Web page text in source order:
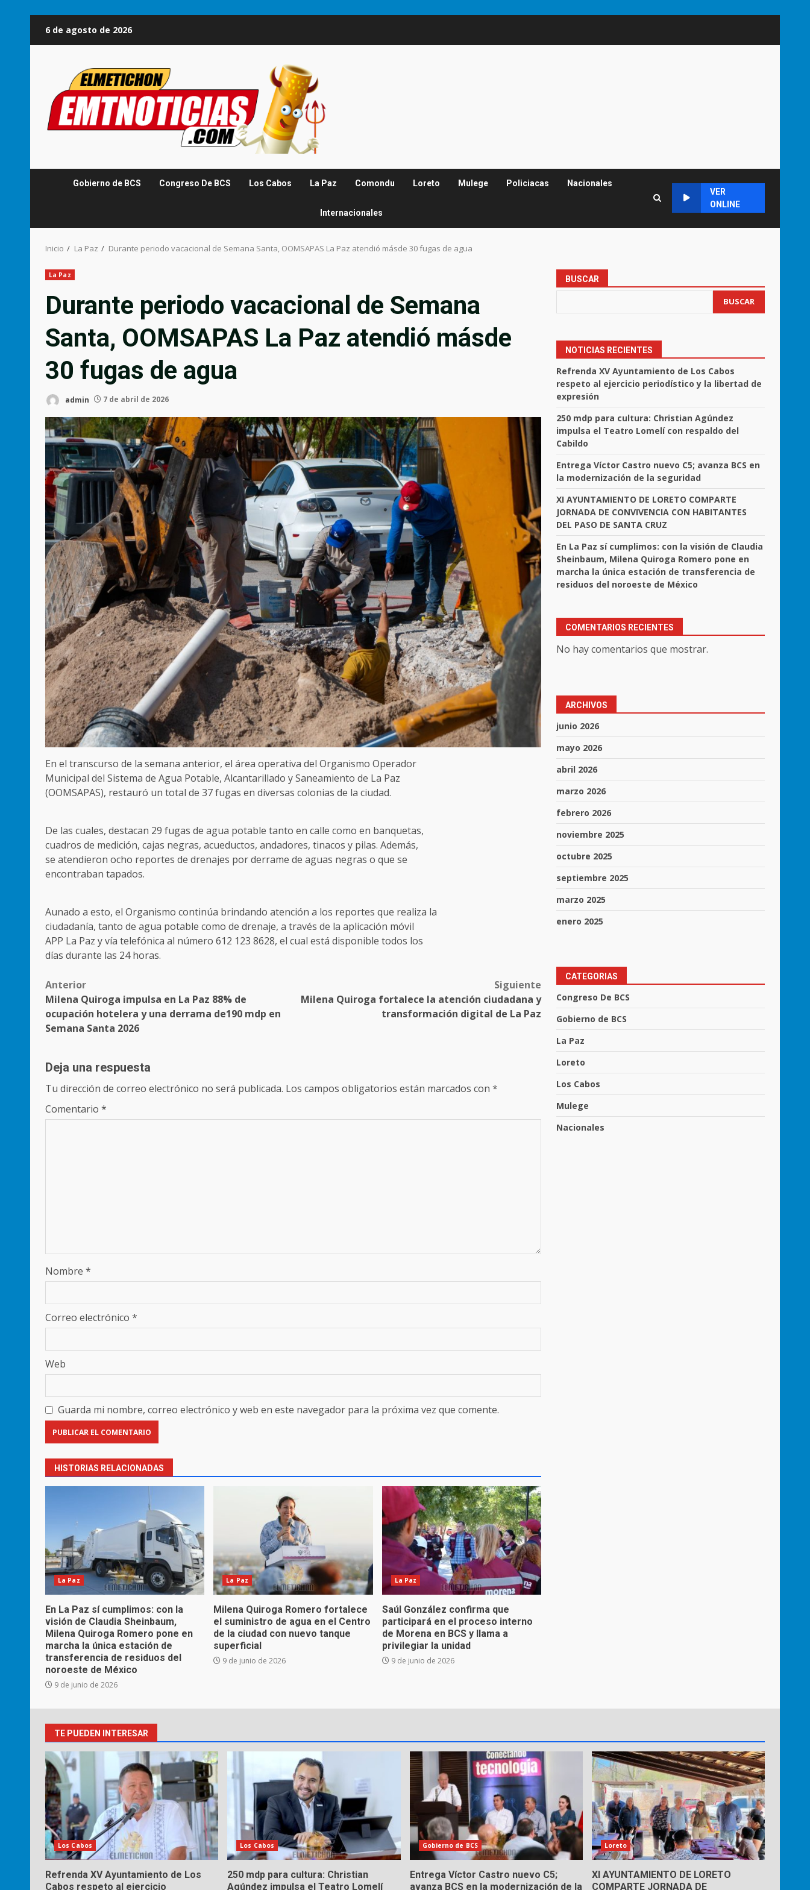
6 de agosto de 2026
Gobierno de BCS Congreso De BCS Los Cabos La Paz Comondu Loreto Mulege Policiacas Nacionales
Internacionales
VER
ONLINE
Inicio La Paz Durante periodo vacacional de Semana Santa, OOMSAPAS La Paz atendió másde 30 fugas de agua
La Paz
Durante periodo vacacional de Semana
Santa, OOMSAPAS La Paz atendió másde
30 fugas de agua
admin 7 de abril de 2026
En el transcurso de la semana anterior, el área operativa del Organismo Operador
Municipal del Sistema de Agua Potable, Alcantarillado y Saneamiento de La Paz
(OOMSAPAS), restauró un total de 37 fugas en diversas colonias de la ciudad.
De las cuales, destacan 29 fugas de agua potable tanto en calle como en banquetas,
cuadros de medición, cajas negras, acueductos, andadores, tinacos y pilas. Además,
se atendieron ocho reportes de drenajes por derrame de aguas negras o que se
encontraban tapados.
Aunado a esto, el Organismo continúa brindando atención a los reportes que realiza la
ciudadanía, tanto de agua potable como de drenaje, a través de la aplicación móvil
APP La Paz y vía telefónica al número 612 123 8628, el cual está disponible todos los
días durante las 24 horas.
Post
navigation
Anterior
Milena Quiroga impulsa en La Paz 88% de
ocupación hotelera y una derrama de190 mdp en
Semana Santa 2026
Siguiente
Milena Quiroga fortalece la atención ciudadana y
transformación digital de La Paz
Deja una respuesta
Tu dirección de correo electrónico no será publicada. Los campos obligatorios están marcados con *
Comentario *
Nombre *
Correo electrónico *
Web
Guarda mi nombre, correo electrónico y web en este navegador para la próxima vez que comente.
HISTORIAS RELACIONADAS
La Paz
En La Paz sí cumplimos: con la
visión de Claudia Sheinbaum,
Milena Quiroga Romero pone en
marcha la única estación de
transferencia de residuos del
noroeste de México
9 de junio de 2026
La Paz
Milena Quiroga Romero fortalece
el suministro de agua en el Centro
de la ciudad con nuevo tanque
superficial
9 de junio de 2026
La Paz
Saúl González confirma que
participará en el proceso interno
de Morena en BCS y llama a
privilegiar la unidad
9 de junio de 2026
BUSCAR
BUSCAR
NOTICIAS RECIENTES
Refrenda XV Ayuntamiento de Los Cabos
respeto al ejercicio periodístico y la libertad de
expresión
250 mdp para cultura: Christian Agúndez
impulsa el Teatro Lomelí con respaldo del
Cabildo
Entrega Víctor Castro nuevo C5; avanza BCS en
la modernización de la seguridad
XI AYUNTAMIENTO DE LORETO COMPARTE
JORNADA DE CONVIVENCIA CON HABITANTES
DEL PASO DE SANTA CRUZ
En La Paz sí cumplimos: con la visión de Claudia
Sheinbaum, Milena Quiroga Romero pone en
marcha la única estación de transferencia de
residuos del noroeste de México
COMENTARIOS RECIENTES
No hay comentarios que mostrar.
ARCHIVOS
junio 2026
mayo 2026
abril 2026
marzo 2026
febrero 2026
noviembre 2025
octubre 2025
septiembre 2025
marzo 2025
enero 2025
CATEGORIAS
Congreso De BCS
Gobierno de BCS
La Paz
Loreto
Los Cabos
Mulege
Nacionales
TE PUEDEN INTERESAR
Los Cabos
Refrenda XV Ayuntamiento de Los
Cabos respeto al ejercicio
Los Cabos
250 mdp para cultura: Christian
Agúndez impulsa el Teatro Lomelí
Gobierno de BCS
Entrega Víctor Castro nuevo C5;
avanza BCS en la modernización de la
Loreto
XI AYUNTAMIENTO DE LORETO
COMPARTE JORNADA DE